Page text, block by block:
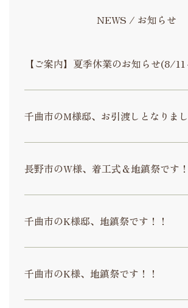
NEWS / お知らせ
【ご案内】夏季休業のお知らせ(8/
千曲市のM様邸、お引渡しとなりまし
長野市のW様、着工式＆地鎮祭です！
千曲市のK様邸、地鎮祭です！！
千曲市のK様、地鎮祭です！！